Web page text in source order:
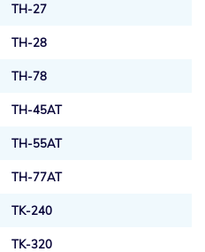
TH-27
TH-28
TH-78
TH-45AT
TH-55AT
TH-77AT
TK-240
TK-320